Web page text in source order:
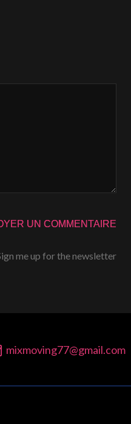
me up for the newsletter
mixmoving77@gmail.com